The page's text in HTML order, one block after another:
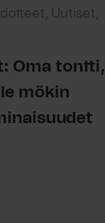
Uutiset,
Oma tontti,
mökin